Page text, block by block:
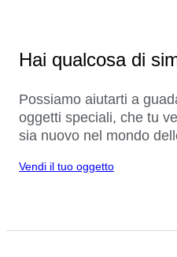
Hai qualcosa di
Possiamo aiutarti a
oggetti speciali, che tu
sia nuovo nel mondo
Vendi il tuo oggetto